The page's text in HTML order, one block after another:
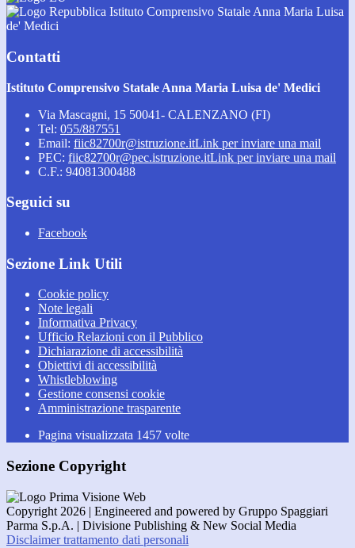
Istituto Comprensivo Statale Anna Maria Luisa
de' Medici
Contatti
Istituto Comprensivo Statale Anna Maria Luisa de' Medici
Via Mascagni, 15 50041- CALENZANO (FI)
Tel: 055/887551
Email: fiic82700r@istruzione.itLink per inviare una mail
PEC: fiic82700r@pec.istruzione.itLink per inviare una mail
C.F.: 94081300488
Seguici su
Facebook
Sezione Link Utili
Cookie policy
Note legali
Informativa Privacy
Ufficio Relazioni con il Pubblico
Dichiarazione di accessibilità
Obiettivi di accessibilità
Whistleblowing
Gestione consensi cookie
Amministrazione trasparente
Pagina visualizzata 1457 volte
Sezione Copyright
Copyright 2026 | Engineered and powered by Gruppo Spaggiari
Parma S.p.A. | Divisione Publishing & New Social Media
Disclaimer trattamento dati personali